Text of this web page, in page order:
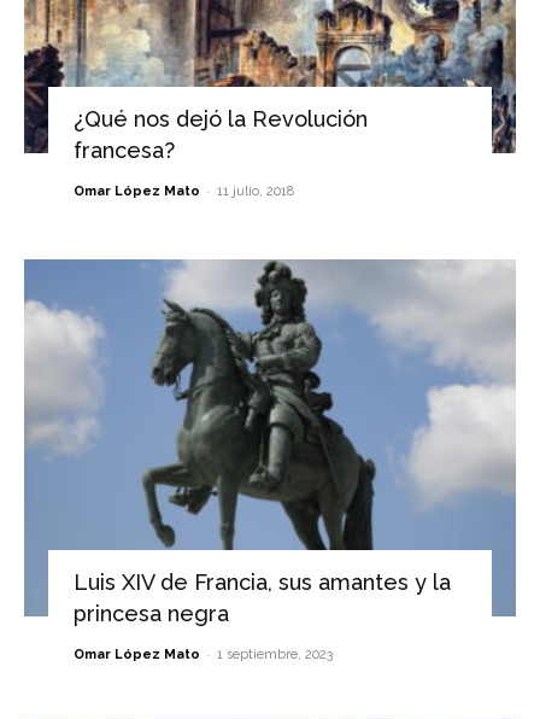
¿Qué nos dejó la Revolución
francesa?
Omar López Mato - 11 julio, 2018
Luis XIV de Francia, sus amantes y la
princesa negra
Omar López Mato - 1 septiembre, 2023